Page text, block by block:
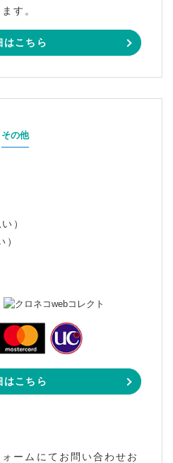
す。
はこちら
その他
）
）
はこちら
ームにてお問い合わせお